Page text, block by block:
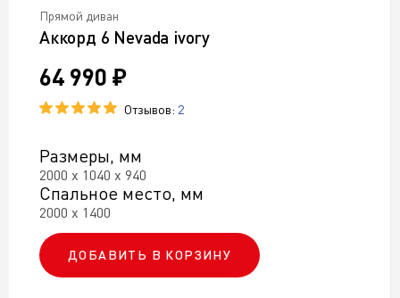
Прямой диван
Аккорд 6 Nevada ivory
64 990 ₽
Отзывов: 2
Размеры, мм
2000 х 1040 х 940
Спальное место, мм
2000 х 1400
ДОБАВИТЬ В КОРЗИНУ